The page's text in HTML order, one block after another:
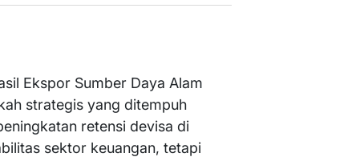
Ekspor Sumber Daya Alam
strategis yang ditempuh
retensi devisa di
sektor keuangan, tetapi